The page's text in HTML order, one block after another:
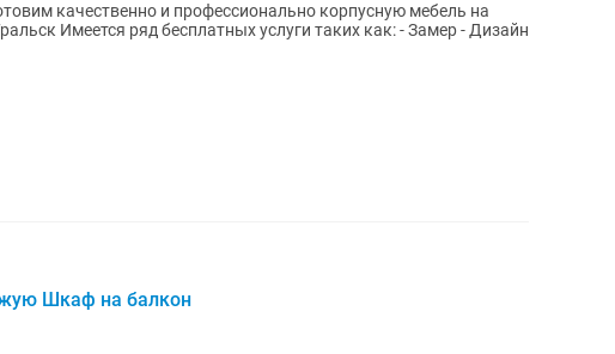
качественно и профессионально корпусную мебель на
Имеется ряд бесплатных услуги таких как: - Замер - Дизайн
Шкаф на балкон